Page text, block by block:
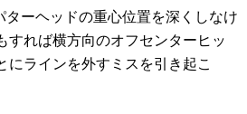
ターヘッドの重心位置を深くしなけ
すれば横方向のオフセンターヒッ
にラインを外すミスを引き起こ